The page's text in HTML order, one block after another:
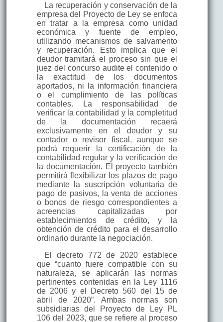
La recuperación y conservación de la
empresa del Proyecto de Ley se enfoca
en tratar a la empresa como unidad
económica y fuente de empleo,
utilizando mecanismos de salvamento
y recuperación. Esto implica que el
deudor tramitará el proceso sin que el
juez del concurso audite el contenido o
la exactitud de los documentos
aportados, ni la información financiera
o el cumplimiento de las políticas
contables. La responsabilidad de
verificar la contabilidad y la completitud
de la documentación recaerá
exclusivamente en el deudor y su
contador o revisor fiscal, aunque se
podrá requerir la certificación de la
contabilidad regular y la verificación de
la documentación. El proyecto también
permitirá flexibilizar los plazos de pago
mediante la suscripción voluntaria de
pago de pasivos, la venta de acciones
o bonos de riesgo correspondientes a
acreencias capitalizadas por
establecimientos de crédito, y la
obtención de crédito para el desarrollo
ordinario durante la negociación.
El decreto 772 de 2020 establece
que “cuanto fuere compatible con su
naturaleza, se aplicarán las normas
pertinentes contenidas en la Ley 1116
de 2006 y el Decreto 560 del 15 de
abril de 2020”. Ambas normas son
subsidiarias del Proyecto de Ley PL
106 del 2023, que se refiere al proceso